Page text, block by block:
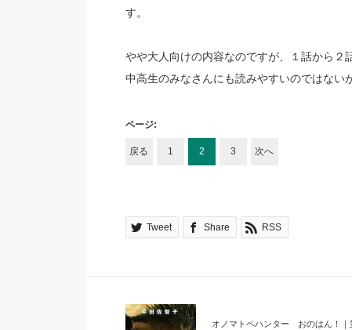
す。
やや大人向けの内容なのですが、１話から２
中高生のみなさんにも読みやすいのではない
ページ:
戻る 次へ
1 2 3
Tweet Share RSS
オノマトペハンター おのはん！｜